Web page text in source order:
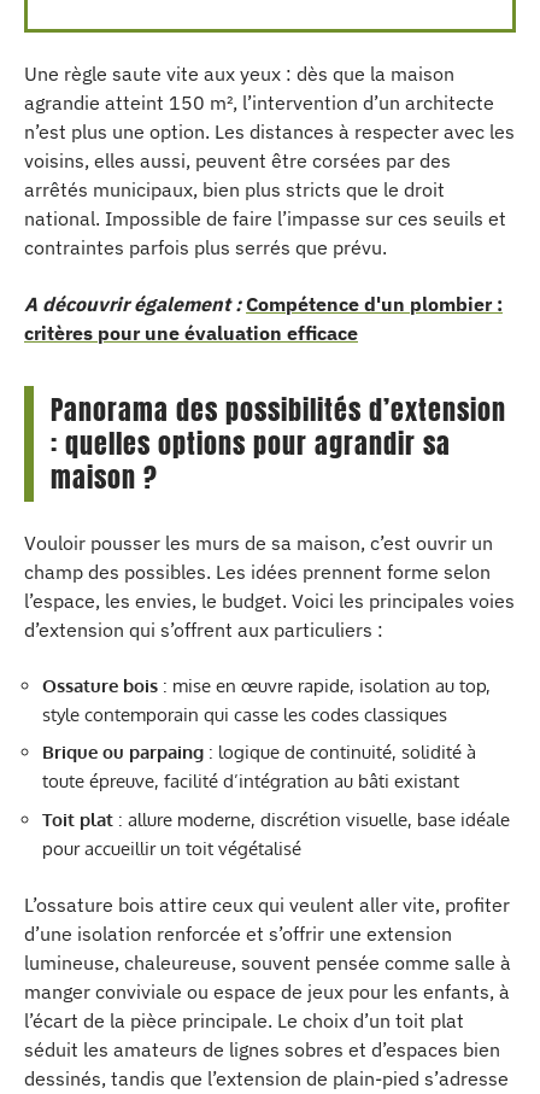
Une règle saute vite aux yeux : dès que la maison
agrandie atteint 150 m², l’intervention d’un architecte
n’est plus une option. Les distances à respecter avec les
voisins, elles aussi, peuvent être corsées par des
arrêtés municipaux, bien plus stricts que le droit
national. Impossible de faire l’impasse sur ces seuils et
contraintes parfois plus serrés que prévu.
A découvrir également : Compétence d'un plombier :
critères pour une évaluation efficace
Panorama des possibilités d’extension
: quelles options pour agrandir sa
maison ?
Vouloir pousser les murs de sa maison, c’est ouvrir un
champ des possibles. Les idées prennent forme selon
l’espace, les envies, le budget. Voici les principales voies
d’extension qui s’offrent aux particuliers :
Ossature bois : mise en œuvre rapide, isolation au top,
style contemporain qui casse les codes classiques
Brique ou parpaing : logique de continuité, solidité à
toute épreuve, facilité d’intégration au bâti existant
Toit plat : allure moderne, discrétion visuelle, base idéale
pour accueillir un toit végétalisé
L’ossature bois attire ceux qui veulent aller vite, profiter
d’une isolation renforcée et s’offrir une extension
lumineuse, chaleureuse, souvent pensée comme salle à
manger conviviale ou espace de jeux pour les enfants, à
l’écart de la pièce principale. Le choix d’un toit plat
séduit les amateurs de lignes sobres et d’espaces bien
dessinés, tandis que l’extension de plain-pied s’adresse